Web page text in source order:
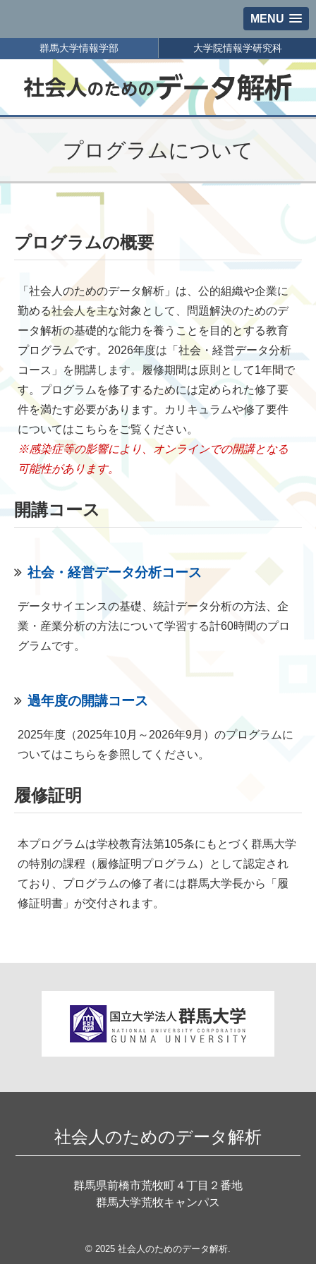
MENU
群馬大学情報学部 ⼤学院情報学研究科
プログラムについて
プログラムの概要
「社会人のためのデータ解析」は、公的組織や企業に
勤める社会人を主な対象として、問題解決のためのデ
ータ解析の基礎的な能力を養うことを目的とする教育
プログラムです。2026年度は「社会・経営データ分析
コース」を開講します。履修期間は原則として1年間で
す。プログラムを修了するためには定められた修了要
件を満たす必要があります。カリキュラムや修了要件
についてはこちらをご覧ください。
※感染症等の影響により、オンラインでの開講となる
可能性があります。
開講コース
社会・経営データ分析コース
データサイエンスの基礎、統計データ分析の方法、企
業・産業分析の方法について学習する計60時間のプロ
グラムです。
過年度の開講コース
2025年度（2025年10月～2026年9月）のプログラムに
ついてはこちらを参照してください。
履修証明
本プログラムは学校教育法第105条にもとづく群馬大学
の特別の課程（履修証明プログラム）として認定され
ており、プログラムの修了者には群馬大学長から「履
修証明書」が交付されます。
社会人のためのデータ解析
群馬県前橋市荒牧町４丁目２番地
群馬大学荒牧キャンパス
© 2025 社会人のためのデータ解析.